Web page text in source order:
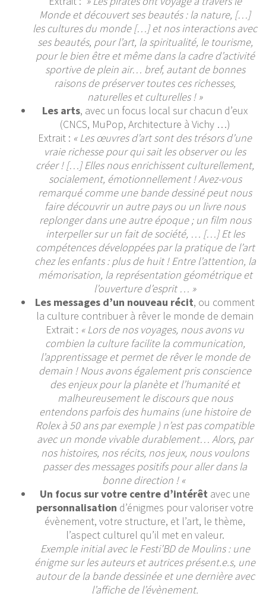
Monde et découvert ses beautés : la nature, […]
les cultures du monde […] et nos interactions avec
ses beautés, pour l’art, la spiritualité, le tourisme,
pour le bien être et même dans la cadre d’activité
sportive de plein air… bref, autant de bonnes
raisons de préserver toutes ces richesses,
naturelles et culturelles ! »
Les arts, avec un focus local sur chacun d’eux
(CNCS, MuPop, Architecture à Vichy …)
Extrait : « Les œuvres d’art sont des trésors d’une
vraie richesse pour qui sait les observer ou les
créer ! […] Elles nous enrichissent culturellement,
socialement, émotionnellement ! Avez-vous
remarqué comme une bande dessiné peut nous
faire découvrir un autre pays ou un livre nous
replonger dans une autre époque ; un film nous
interpeller sur un fait de société, … […] Et les
compétences développées par la pratique de l’art
chez les enfants : plus de huit ! Entre l’attention, la
mémorisation, la représentation géométrique et
l’ouverture d’esprit … »
Les messages d’un nouveau récit, ou comment
la culture contribuer à rêver le monde de demain
Extrait : « Lors de nos voyages, nous avons vu
combien la culture facilite la communication,
l’apprentissage et permet de rêver le monde de
demain ! Nous avons également pris conscience
des enjeux pour la planète et l’humanité et
malheureusement le discours que nous
entendons parfois des humains (une histoire de
Rolex à 50 ans par exemple ) n’est pas compatible
avec un monde vivable durablement… Alors, par
nos histoires, nos récits, nos jeux, nous voulons
passer des messages positifs pour aller dans la
bonne direction ! «
Un focus sur votre centre d’intérêt avec une
personnalisation d’énigmes pour valoriser votre
évènement, votre structure, et l’art, le thème,
l’aspect culturel qu’il met en valeur.
Exemple initial avec le Festi’BD de Moulins : une
énigme sur les auteurs et autrices présent.e.s, une
autour de la bande dessinée et une dernière avec
l’affiche de l’évènement.